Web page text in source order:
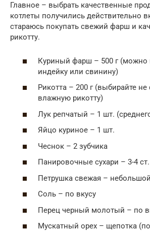
Главное – выбрать качественные
котлеты получились действительно
стараюсь покупать свежий фарш и
рикотту.
Куриный фарш – 500 г (можно
индейку или свинину)
Рикотта – 200 г (выбирайте
влажную рикотту)
Лук репчатый – 1 шт.
Яйцо куриное – 1 шт.
Чеснок – 2 зубчика
Панировочные сухари – 3-4
Петрушка свежая –
Соль – по вкусу
Перец черный молотый – по
Мускатный орех – щепотка